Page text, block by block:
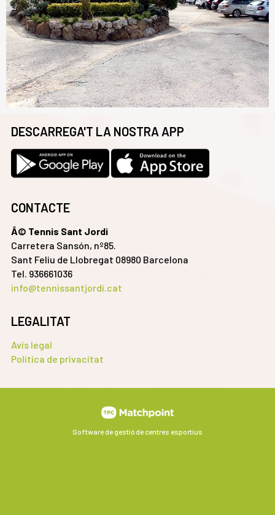
DESCARREGA'T LA NOSTRA APP
CONTACTE
Â© Tennis Sant Jordi
Carretera Sansón, nº85.
Sant Feliu de Llobregat 08980 Barcelona
Tel. 936661036
info@tennissantjordi.cat
LEGALITAT
Avís legal
Política de privacitat
Software de gestió de centres esportius